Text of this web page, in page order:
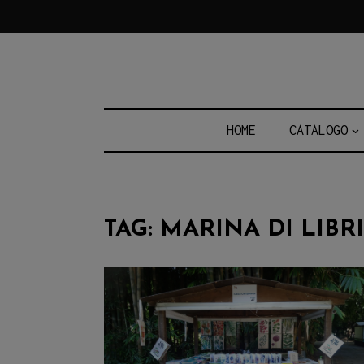
HOME CATALOGO
TAG: MARINA DI LIBRI